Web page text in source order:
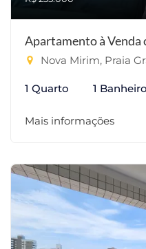
Apartamento à Venda
Nova Mirim, Praia
1 Quarto 1 Banheiro
Mais informações